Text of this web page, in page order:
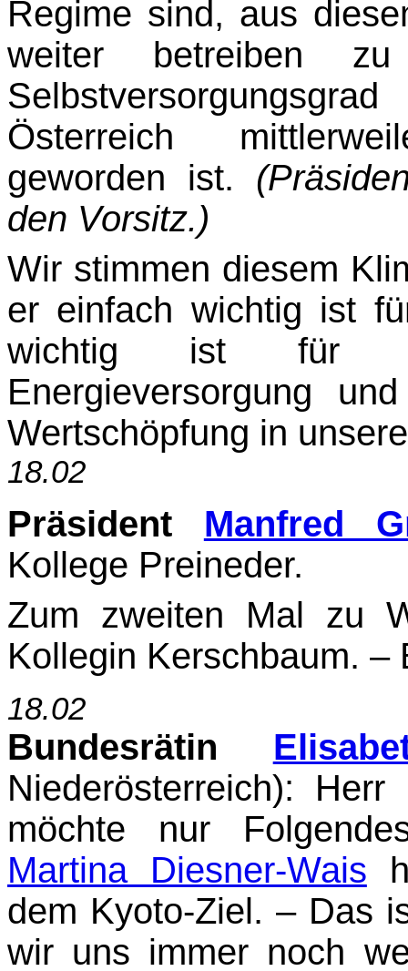
Regime sind, aus
weiter betreiben
Österreich
geworden ist.
den Vorsitz.)
Wir stimmen diesem
er einfach wichtig ist
wichtig ist für
Energieversorgung
Wertschöpfung in
18.02
Präsident Manfred
Kollege Preineder.
Zum zweiten Mal zu
Kollegin Kerschbaum. –
18.02
Bundesrätin
Niederösterreich): Herr
möchte nur
Martina Diesner-Wais
dem Kyoto-Ziel. – Das
wir uns immer noch